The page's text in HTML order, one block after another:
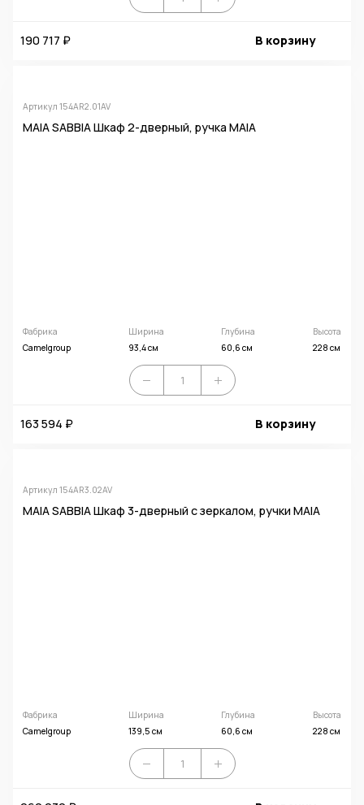
190 717 ₽ В корзину
Артикул 154AR2.01AV
MAIA SABBIA Шкаф 2-дверный, ручка MAIA
Фабрика
Camelgroup
Ширина
93,4 см
Глубина
60,6 см
Высота
228 см
163 594 ₽ В корзину
Артикул 154AR3.02AV
MAIA SABBIA Шкаф 3-дверный с зеркалом, ручки MAIA
Фабрика
Camelgroup
Ширина
139,5 см
Глубина
60,6 см
Высота
228 см